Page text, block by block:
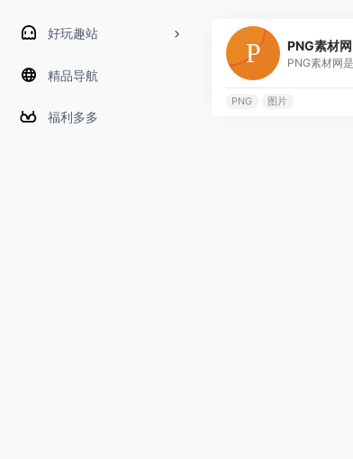
好玩趣站
精品导航
福利多多
PNG素材网
PNG 图片